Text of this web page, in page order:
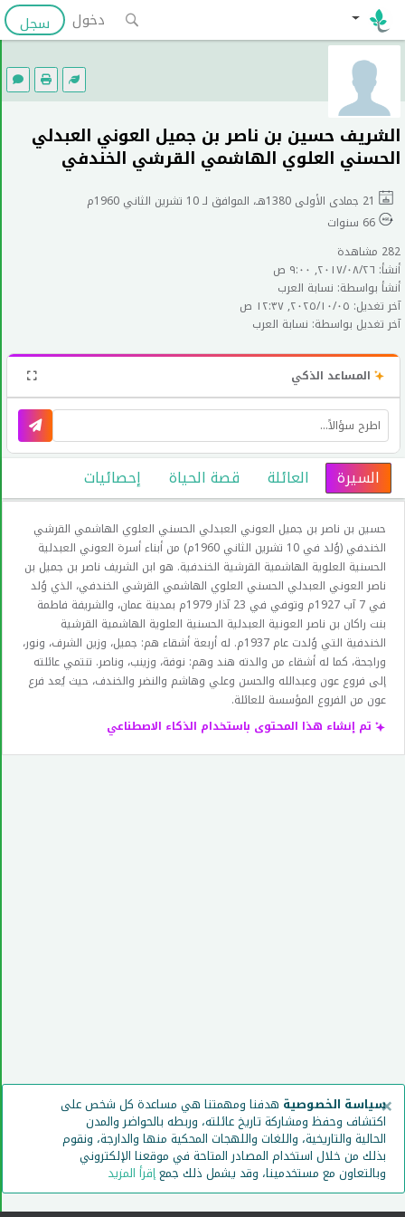
دخول سجل
الشريف حسين بن ناصر بن جميل العوني العبدلي
الحسني العلوي الهاشمي القرشي الخندفي
282 مشاهدة
أنشأ: ٢٦‏/٠٨‏/٢٠١٧, ٩:٠٠ ص
أنشأ بواسطة: نسابة العرب
آخر تغديل: ٠٥‏/١٠‏/٢٠٢٥, ١٢:٣٧ ص
آخر تغديل بواسطة: نسابة العرب
المساعد الذكي
السيرة العائلة قصة الحياة إحصائيات
حسين بن ناصر بن جميل العوني العبدلي الحسني العلوي الهاشمي القرشي
الخندفي (وُلد في 10 تشرين الثاني 1960م) من أبناء أسرة العوني العبدلية
الحسنية العلوية الهاشمية القرشية الخندفية. هو ابن الشريف ناصر بن جميل بن
ناصر العوني العبدلي الحسني العلوي الهاشمي القرشي الخندفي، الذي وُلد
في 7 آب 1927م وتوفي في 23 آذار 1979م بمدينة عمان، والشريفة فاطمة
بنت راكان بن ناصر العونية العبدلية الحسنية العلوية الهاشمية القرشية
الخندفية التي وُلدت عام 1937م. له أربعة أشقاء هم: جميل، وزين الشرف، ونور،
وراجحة، كما له أشقاء من والدته هند وهم: نوفة، وزينب، وناصر. تنتمي عائلته
إلى فروع عون وعبدالله والحسن وعلي وهاشم والنضر والخندف، حيث يُعد فرع
عون من الفروع المؤسسة للعائلة.
تم إنشاء هذا المحتوى باستخدام الذكاء الاصطناعي
سياسة الخصوصية هدفنا ومهمتنا هي مساعدة كل شخص على
اكتشاف وحفظ ومشاركة تاريخ عائلته، وربطه بالحواضر والمدن
الحالية والتاريخية، واللغات واللهجات المحكية منها والدارجة، ونقوم
بذلك من خلال استخدام المصادر المتاحة في موقعنا الإلكتروني
وبالتعاون مع مستخدمينا، وقد يشمل ذلك جمعإقرأ المزيد
×